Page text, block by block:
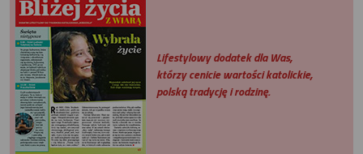
Lifestylowy dodatek dla Was,
którzy cenicie wartości katolickie,
polską tradycję i rodzinę.